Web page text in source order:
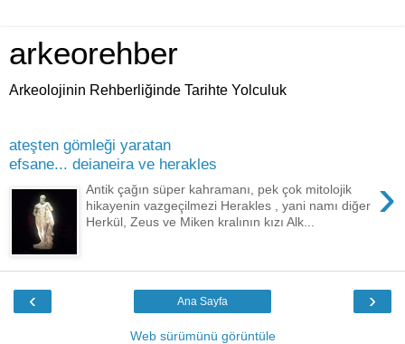
arkeorehber
Arkeolojinin Rehberliğinde Tarihte Yolculuk
ateşten gömleği yaratan
efsane... deianeira ve herakles
›
Antik çağın süper kahramanı, pek çok mitolojik
hikayenin vazgeçilmezi Herakles , yani namı diğer
Herkül, Zeus ve Miken kralının kızı Alk...
‹ ›
Ana Sayfa
Web sürümünü görüntüle